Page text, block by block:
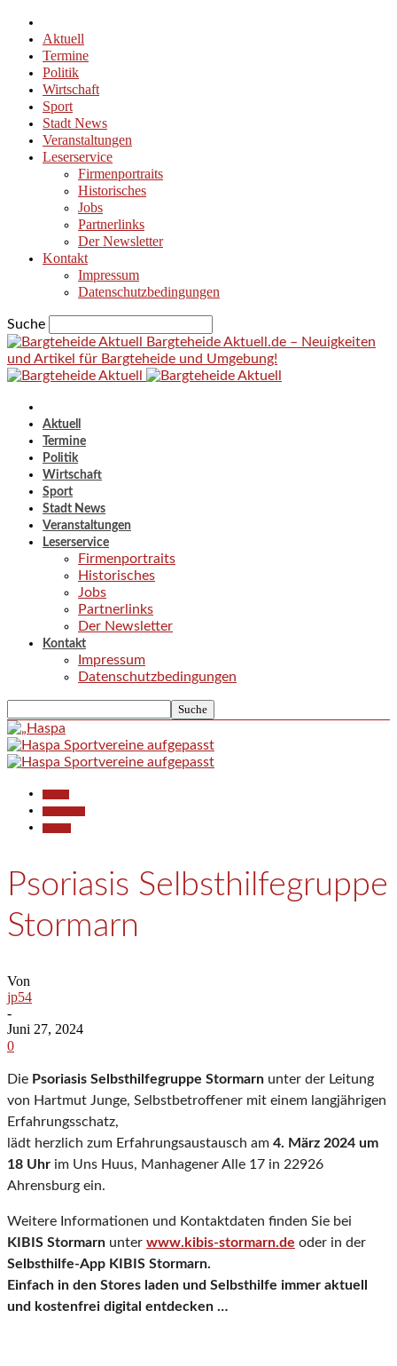
Aktuell
Termine
Politik
Wirtschaft
Sport
Stadt News
Veranstaltungen
Leserservice
Firmenportraits
Historisches
Jobs
Partnerlinks
Der Newsletter
Kontakt
Impressum
Datenschutzbedingungen
Suche
Bargteheide Aktuell.de – Neuigkeiten
und Artikel für Bargteheide und Umgebung!
Aktuell
Termine
Politik
Wirtschaft
Sport
Stadt News
Veranstaltungen
Leserservice
Firmenportraits
Historisches
Jobs
Partnerlinks
Der Newsletter
Kontakt
Impressum
Datenschutzbedingungen
Psoriasis Selbsthilfegruppe
Stormarn
Von
jp54
-
Juni 27, 2024
0
Die Psoriasis Selbsthilfegruppe Stormarn unter der Leitung
von Hartmut Junge, Selbstbetroffener mit einem langjährigen
Erfahrungsschatz,
lädt herzlich zum Erfahrungsaustausch am 4. März 2024 um
18 Uhr im Uns Huus, Manhagener Alle 17 in 22926
Ahrensburg ein.
Weitere Informationen und Kontaktdaten finden Sie bei
KIBIS Stormarn unter www.kibis-stormarn.de oder in der
Selbsthilfe-App KIBIS Stormarn.
Einfach in den Stores laden und Selbsthilfe immer aktuell
und kostenfrei digital entdecken …